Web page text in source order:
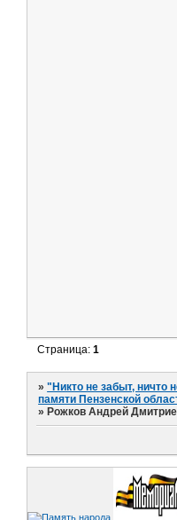
Страница:1
»"Никто не забыт, ничто
памяти Пензенской
» Рожков Андрей